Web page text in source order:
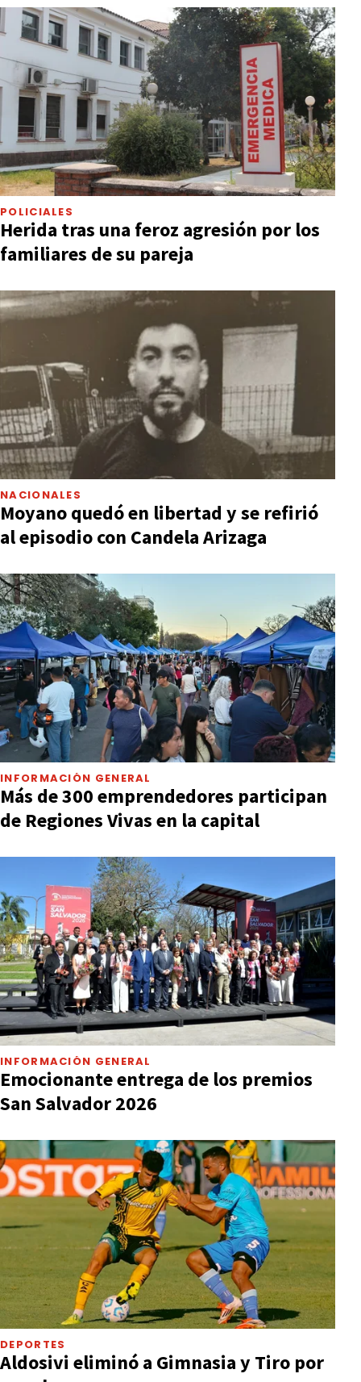
POLICIALES
Herida tras una feroz agresión por los
familiares de su pareja
NACIONALES
Moyano quedó en libertad y se refirió
al episodio con Candela Arizaga
INFORMACIÓN GENERAL
Más de 300 emprendedores participan
de Regiones Vivas en la capital
INFORMACIÓN GENERAL
Emocionante entrega de los premios
San Salvador 2026
DEPORTES
Aldosivi eliminó a Gimnasia y Tiro por